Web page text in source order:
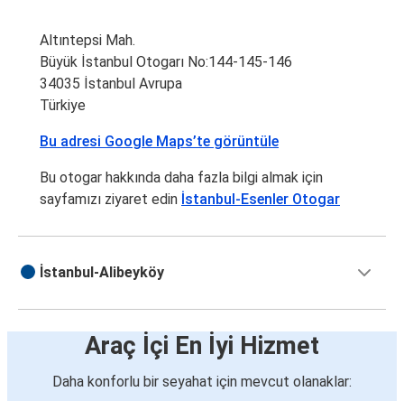
Altıntepsi Mah.
Büyük İstanbul Otogarı No:144-145-146
34035 İstanbul Avrupa
Türkiye
Bu adresi Google Maps’te görüntüle
Bu otogar hakkında daha fazla bilgi almak için
sayfamızı ziyaret edin İstanbul-Esenler Otogar
İstanbul-Alibeyköy
Araç İçi En İyi Hizmet
Daha konforlu bir seyahat için mevcut olanaklar: